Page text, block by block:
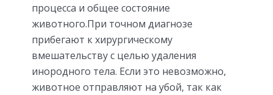
процесса и общее состояние
животного.При точном диагнозе
прибегают к хирургическому
вмешательству с целью удаления
инородного тела. Если это невозможно,
животное отправляют на убой, так как